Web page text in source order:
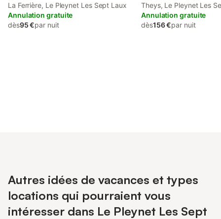
La Ferrière, Le Pleynet Les Sept Laux
Annulation gratuite
dès95 €par nuit
Theys, Le Pleynet Les
Annulation gratuite
dès156 €par nuit
Autres idées de vacances et types
locations qui pourraient vous
intéresser dans Le Pleynet Les Sept